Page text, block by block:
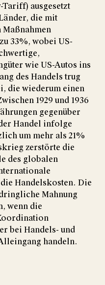
ausgesetzt
die mit
33%, wobei US-
wie US-Autos ins
des Handels trug
die wiederum einen
1929 und 1936
gegenüber
Handel infolge
um mehr als 21%
zerstörte die
des globalen
Handelskosten. Die
Mahnung
wenn die
bei Handels- und
handeln.